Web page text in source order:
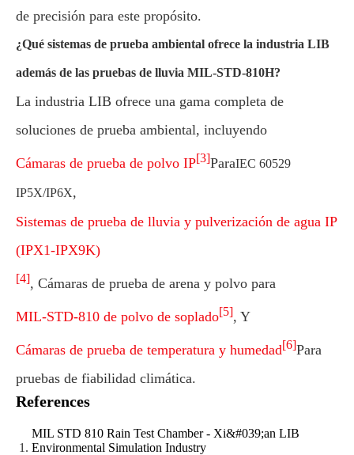
de precisión para este propósito.
¿Qué sistemas de prueba ambiental ofrece la industria LIB
además de las pruebas de lluvia MIL-STD-810H?
La industria LIB ofrece una gama completa de
soluciones de prueba ambiental, incluyendo
Cámaras de prueba de polvo IP[3]ParaIEC 60529
IP5X/IP6X,
Sistemas de prueba de lluvia y pulverización de agua IP
(IPX1-IPX9K)
[4], Cámaras de prueba de arena y polvo para
MIL-STD-810 de polvo de soplado[5], Y
Cámaras de prueba de temperatura y humedad[6]Para
pruebas de fiabilidad climática.
References
MIL STD 810 Rain Test Chamber - Xi&#039;an LIB
Environmental Simulation Industry